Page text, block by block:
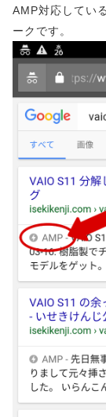
AMP対応してい
ークです。